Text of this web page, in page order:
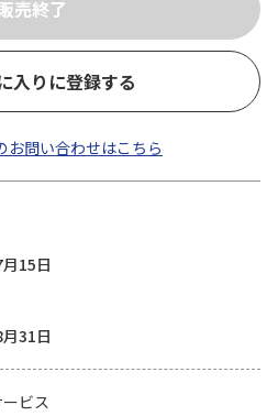
入りに登録する
お問い合わせはこちら
15日
31日
ービス